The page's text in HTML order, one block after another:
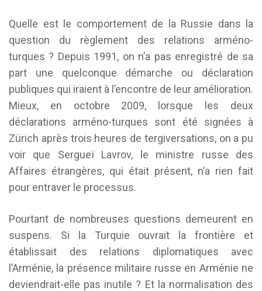
Quelle est le comportement de la Russie dans la
question du règlement des relations arméno-
turques ? Depuis 1991, on n’a pas enregistré de sa
part une quelconque démarche ou déclaration
publiques qui iraient à l’encontre de leur amélioration.
Mieux, en octobre 2009, lorsque les deux
déclarations arméno-turques sont été signées à
Zürich après trois heures de tergiversations, on a pu
voir que Sergueï Lavrov, le ministre russe des
Affaires étrangères, qui était présent, n’a rien fait
pour entraver le processus.
Pourtant de nombreuses questions demeurent en
suspens. Si la Turquie ouvrait la frontière et
établissait des relations diplomatiques avec
l’Arménie, la présence militaire russe en Arménie ne
deviendrait-elle pas inutile ? Et la normalisation des